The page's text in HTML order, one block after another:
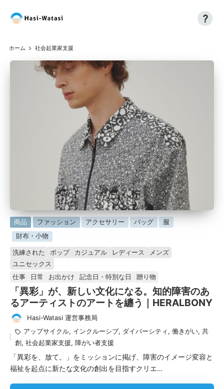
a
si
も、
世
?
ホーム 社会起業家支援
に
掲
載
済
み
商品 ファッション アクセサリー バッグ
服
財布・小物
洗練された ポップ カジュアル レディース
メンズ
ユニセックス
仕事
日常 お出かけ 記念日・特別な日 贈り物
「異彩」が、新しい文化になる。知的障害のあ
るアーティストのアートを纏う｜HERALBONY
投
稿
者
Hasi-Watasi 運営事務局
タ
グ：
アップサイクル, インクルーシブ, ダイバーシティ,働きがい,共
創, 社会起業家支援, 障がい者支援
「異彩を、放て。」をミッションに掲げ、障害のイメージ変容と
福祉を起点に新たな文化の創出を目指すクリエ…